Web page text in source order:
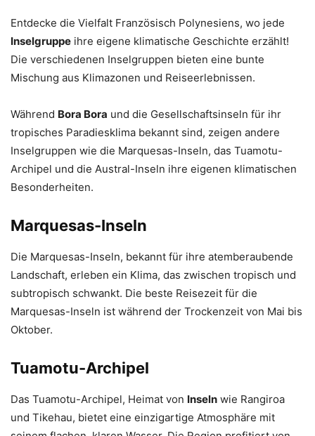
Entdecke die Vielfalt Französisch Polynesiens, wo jede
Inselgruppe ihre eigene klimatische Geschichte erzählt!
Die verschiedenen Inselgruppen bieten eine bunte
Mischung aus Klimazonen und Reiseerlebnissen.
Während Bora Bora und die Gesellschaftsinseln für ihr
tropisches Paradiesklima bekannt sind, zeigen andere
Inselgruppen wie die Marquesas-Inseln, das Tuamotu-
Archipel und die Austral-Inseln ihre eigenen klimatischen
Besonderheiten.
Marquesas-Inseln
Die Marquesas-Inseln, bekannt für ihre atemberaubende
Landschaft, erleben ein Klima, das zwischen tropisch und
subtropisch schwankt. Die beste Reisezeit für die
Marquesas-Inseln ist während der Trockenzeit von Mai bis
Oktober.
Tuamotu-Archipel
Das Tuamotu-Archipel, Heimat von Inseln wie Rangiroa
und Tikehau, bietet eine einzigartige Atmosphäre mit